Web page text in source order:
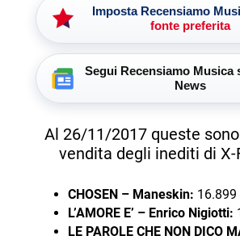
Imposta Recensiamo
fonte preferita
Segui Recensiamo Musica
News
Al 26/11/2017 queste
vendita degli inediti di X-
CHOSEN – Maneskin: 16.899
L’AMORE E’ – Enrico Nigiotti:
LE PAROLE CHE NON DICO